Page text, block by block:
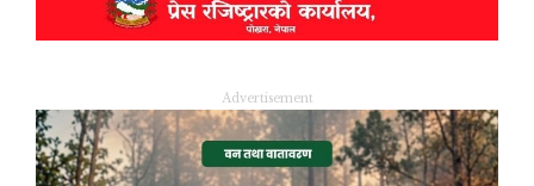
Advertisement